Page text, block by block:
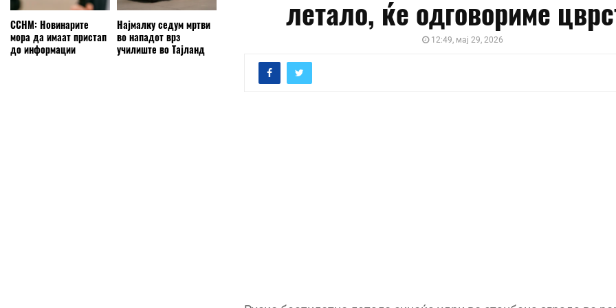
летало, ќе одговориме
12:49, мај 29, 2026
ССНМ: Новинарите
мора да имаат пристап
до информации
Најмалку седум мртви
во нападот врз
училиште во Тајланд